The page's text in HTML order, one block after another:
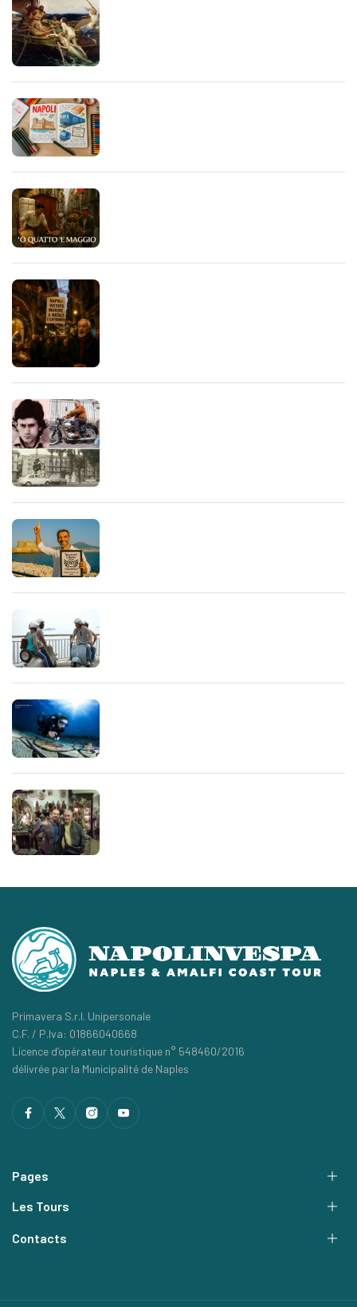
Primavera S.r.l. Unipersonale
C.F. / P.Iva: 01866040668
Licence d’opérateur touristique n° 548460/2016
délivrée par la Municipalité de Naples
Pages
Les Tours
Contacts